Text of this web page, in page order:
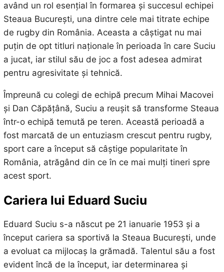
având un rol esențial în formarea și succesul echipei
Steaua București, una dintre cele mai titrate echipe
de rugby din România. Aceasta a câștigat nu mai
puțin de opt titluri naționale în perioada în care Suciu
a jucat, iar stilul său de joc a fost adesea admirat
pentru agresivitate și tehnică.
Împreună cu colegi de echipă precum Mihai Macovei
și Dan Căpățână, Suciu a reușit să transforme Steaua
într-o echipă temută pe teren. Această perioadă a
fost marcată de un entuziasm crescut pentru rugby,
sport care a început să câștige popularitate în
România, atrăgând din ce în ce mai mulți tineri spre
acest sport.
Cariera lui Eduard Suciu
Eduard Suciu s-a născut pe 21 ianuarie 1953 și a
început cariera sa sportivă la Steaua București, unde
a evoluat ca mijlocaș la grămadă. Talentul său a fost
evident încă de la început, iar determinarea și